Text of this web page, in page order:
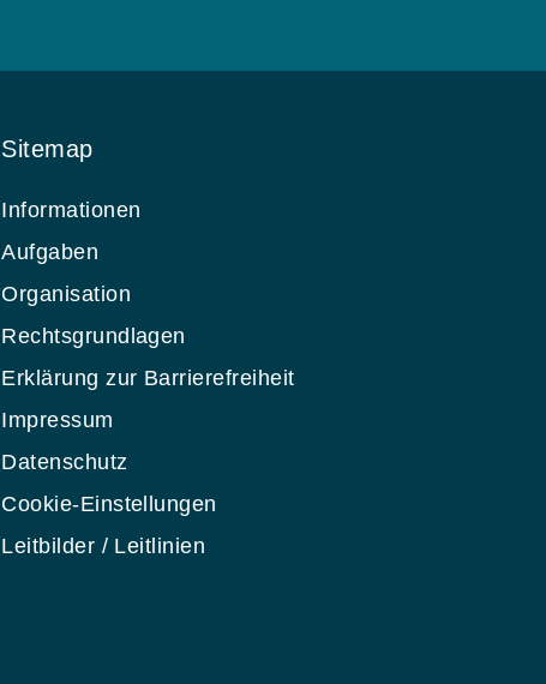
Sitemap
Informationen
Aufgaben
Organisation
Rechtsgrundlagen
Erklärung zur Barrierefreiheit
Impressum
Datenschutz
Cookie-Einstellungen
Leitbilder / Leitlinien